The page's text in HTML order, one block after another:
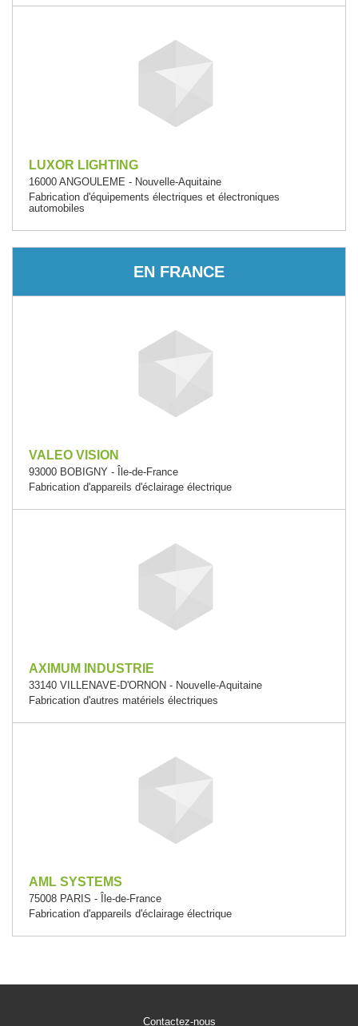
LUXOR LIGHTING
16000 ANGOULEME - Nouvelle-Aquitaine
Fabrication d'équipements électriques et électroniques
automobiles
EN FRANCE
VALEO VISION
93000 BOBIGNY - Île-de-France
Fabrication d'appareils d'éclairage électrique
AXIMUM INDUSTRIE
33140 VILLENAVE-D'ORNON - Nouvelle-Aquitaine
Fabrication d'autres matériels électriques
AML SYSTEMS
75008 PARIS - Île-de-France
Fabrication d'appareils d'éclairage électrique
Contactez-nous